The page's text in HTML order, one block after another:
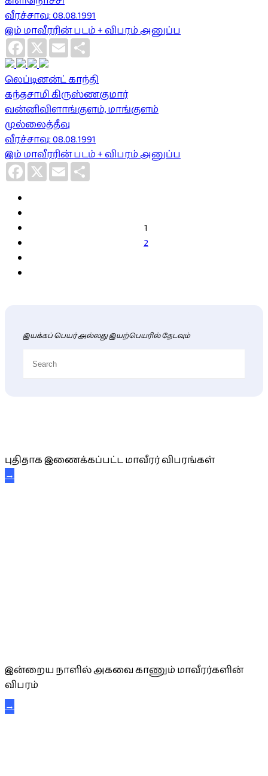
வீரச்சாவு: 08.08.1991
இம் மாவீரரின் படம் + விபரம் அனுப்ப
Facebook
X Email
லெப்டினன்ட் காந்தி
கந்தசாமி கிருஸ்ணகுமார்
வன்னிவிளாங்குளம், மாங்குளம்
முல்லைத்தீவு
வீரச்சாவு: 08.08.1991
இம் மாவீரரின் படம் + விபரம் அனுப்ப
Facebook
X Email
1
2
இயக்கப் பெயர் அல்லது இயற்பெயரில் தேடவும்
புதிதாக இணைக்கப்பட்ட மாவீரர் விபரங்கள்
→
இன்றைய நாளில் அகவை காணும் மாவீரர்களின்
விபரம்
→